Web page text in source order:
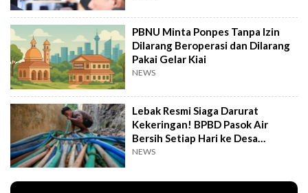
PBNU Minta Ponpes Tanpa Izin
Dilarang Beroperasi dan Dilarang
Pakai Gelar Kiai
NEWS
Lebak Resmi Siaga Darurat
Kekeringan! BPBD Pasok Air
Bersih Setiap Hari ke Desa
Pelosok
NEWS